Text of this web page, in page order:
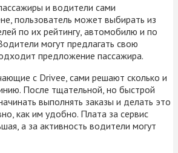
и водители сами
пользователь может выбирать из
по их рейтингу, автомобилю и по
могут предлагать свою
предложение пассажира.
с Drivee, сами решают сколько и
После тщательной, но быстрой
выполнять заказы и делать это
как им удобно. Плата за сервис
а за активность водители могут